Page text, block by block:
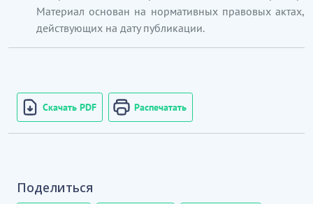
Материал основан на нормативных правовых актах,
действующих на дату публикации.
Скачать PDF Распечатать
Поделиться